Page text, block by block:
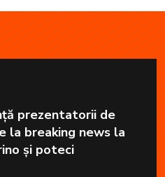
prezentatorii de
la breaking news la
și poteci